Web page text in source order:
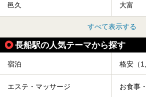
邑久 大富
すべて表示する
長船駅の人気テーマから探す
宿泊 格安（
エステ・マッサージ お食事